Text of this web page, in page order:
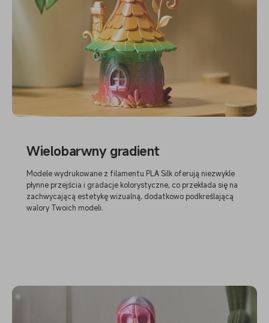
Wielobarwny gradient
Modele wydrukowane z filamentu PLA Silk oferują niezwykle
płynne przejścia i gradacje kolorystyczne, co przekłada się na
zachwycającą estetykę wizualną, dodatkowo podkreślającą
walory Twoich modeli.